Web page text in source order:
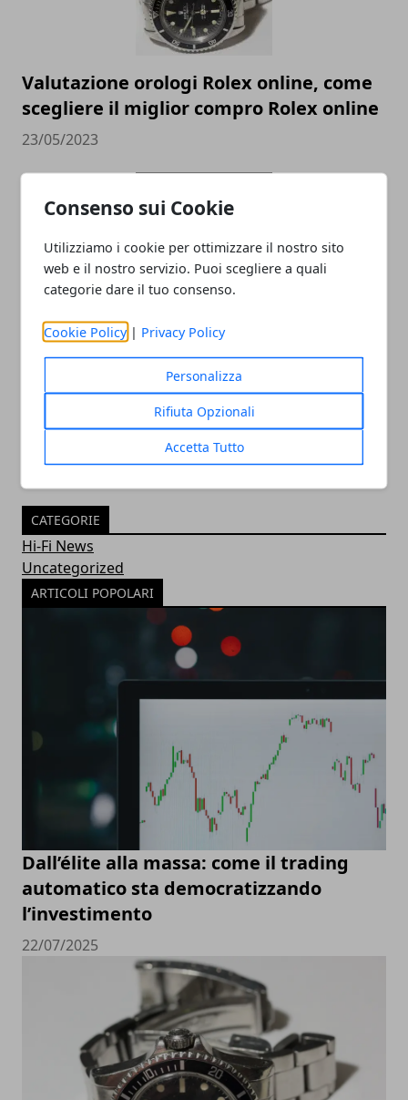
Consenso sui Cookie
Utilizziamo i cookie per ottimizzare il nostro sito
web e il nostro servizio. Puoi scegliere a quali
categorie dare il tuo consenso.
Cookie Policy | Privacy Policy
Personalizza
Rifiuta Opzionali
Accetta Tutto
Valutazione orologi Rolex online, come
scegliere il miglior compro Rolex online
23/05/2023
Come cambia la SEO nel 2023 e perché è
essenziale per la visibilità
30/11/2022
CATEGORIE
Hi-Fi News
Uncategorized
ARTICOLI POPOLARI
Dall’élite alla massa: come il trading
automatico sta democratizzando
l’investimento
22/07/2025